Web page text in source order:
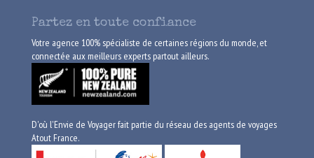
Partez en toute confiance
Votre agence 100% spécialiste de certaines régions du monde, et
connectée aux meilleurs experts partout ailleurs.
D'où l'Envie de Voyager fait partie du réseau des agents de voyages
Atout France.